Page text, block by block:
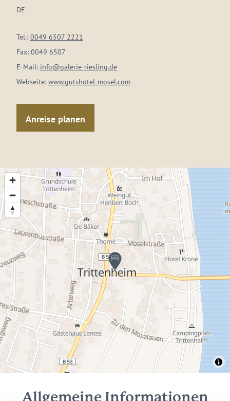
DE
Tel.: 0049 6507 2221
Fax: 0049 6507
E-Mail: info@galerie-riesling.de
Webseite: www.gutshotel-mosel.com
Anreise planen
Allgemeine Informationen